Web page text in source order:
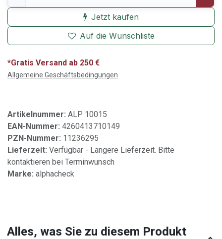
Jetzt kaufen
Auf die Wunschliste
*Gratis Versand ab 250 €
Allgemeine Geschäftsbedingungen
Artikelnummer: ALP 10015
EAN-Nummer: 4260413710149
PZN-Nummer: 11236295
Lieferzeit: Verfügbar - Längere Lieferzeit. Bitte
kontaktieren bei Terminwunsch
Marke: alphacheck
Alles, was Sie zu diesem Produkt